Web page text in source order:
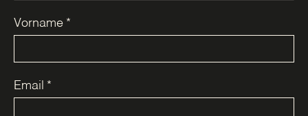
Vorname *
Email *